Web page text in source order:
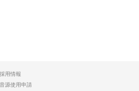
採用情報
音源使用申請